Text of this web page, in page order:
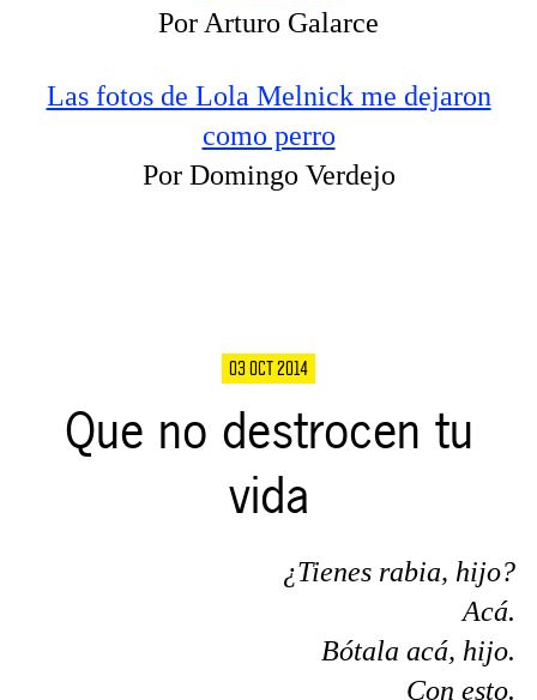
Por Arturo Galarce
Las fotos de Lola Melnick me dejaron
como perro
Por Domingo Verdejo
03 OCT 2014
Que no destrocen tu
vida
¿Tienes rabia, hijo?
Acá.
Bótala acá, hijo.
Con esto.